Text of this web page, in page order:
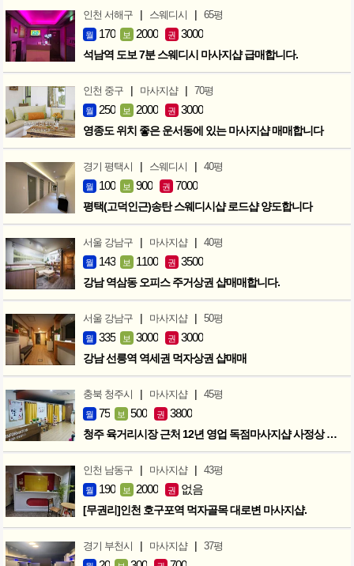
인천 서해구 | 스웨디시 | 65평
월 170 보 2000 권 3000
석남역 도보 7분 스웨디시 마사지샵 급매합니다.
인천 중구 | 마사지샵 | 70평
월 250 보 2000 권 3000
영종도 위치 좋은 운서동에 있는 마사지샵 매매합니다
경기 평택시 | 스웨디시 | 40평
월 100 보 900 권 7000
평택(고덕인근)송탄 스웨디시샵 로드샵 양도합니다
서울 강남구 | 마사지샵 | 40평
월 143 보 1100 권 3500
강남 역삼동 오피스 주거상권 샵매매합니다.
서울 강남구 | 마사지샵 | 50평
월 335 보 3000 권 3000
강남 선릉역 역세권 먹자상권 샵매매
충북 청주시 | 마사지샵 | 45평
월 75 보 500 권 3800
청주 육거리시장 근처 12년 영업 독점마사지샵 사정상 급매합니다.
인천 남동구 | 마사지샵 | 43평
월 190 보 2000 권 없음
[무권리]인천 호구포역 먹자골목 대로변 마사지샵.
경기 부천시 | 마사지샵 | 37평